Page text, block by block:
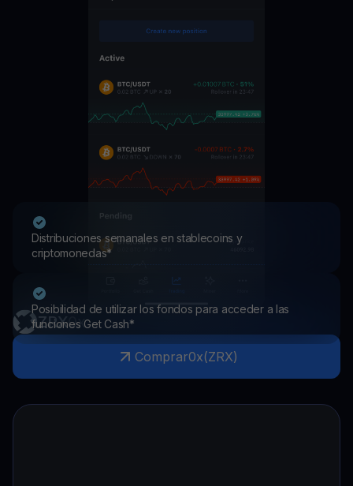
Distribuciones semanales en stablecoins y
criptomonedas*
Posibilidad de utilizar los fondos para acceder a las
funciones Get Cash*
ZRX0x
Comprar0x(ZRX)